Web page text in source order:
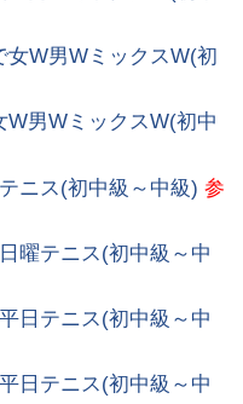
女W男WミックスW(初
W男WミックスW(初中
ニス(初中級～中級) 参
曜テニス(初中級～中
日テニス(初中級～中
日テニス(初中級～中